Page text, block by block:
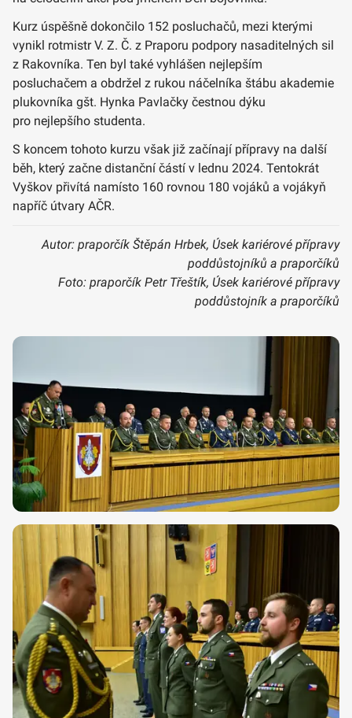
Kurz úspěšně dokončilo 152 posluchačů, mezi kterými
vynikl rotmistr V. Z. Č. z Praporu podpory nasaditelných sil
z Rakovníka. Ten byl také vyhlášen nejlepším
posluchačem a obdržel z rukou náčelníka štábu akademie
plukovníka gšt. Hynka Pavlačky čestnou dýku
pro nejlepšího studenta.
S koncem tohoto kurzu však již začínají přípravy na další
běh, který začne distanční částí v lednu 2024. Tentokrát
Vyškov přivítá namísto 160 rovnou 180 vojáků a vojákyň
napříč útvary AČR.
Autor: praporčík Štěpán Hrbek, Úsek kariérové přípravy
poddůstojníků a praporčíků
Foto: praporčík Petr Třeštík, Úsek kariérové přípravy
poddůstojník a praporčíků